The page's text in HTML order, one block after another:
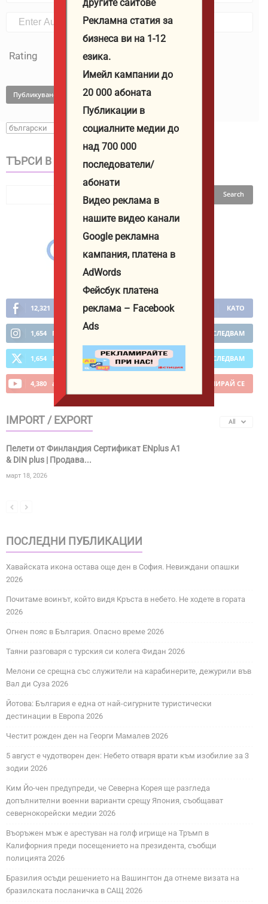
Rating
ТЪРСИ В САЙТА
12,321 КАТО
1,654 Последователи ПОСЛЕДВАМ
1,654 Последователи ПОСЛЕДВАМ
4,380 абонати АБОНИРАЙ СЕ
IMPORT / EXPORT All
Пелети от Финландия Сертификат ENplus A1
& DIN plus | Продава...
март 18, 2026
ПОСЛЕДНИ ПУБЛИКАЦИИ
Хавайската икона остава още ден в София. Невиждани опашки
2026
Почитаме воинът, който видя Кръста в небето. Не ходете в гората
2026
Огнен пояс в България. Опасно време 2026
Таяни разговаря с турския си колега Фидан 2026
Мелони се срещна със служители на карабинерите, дежурили във
Вал ди Суза 2026
Йотова: България е една от най-сигурните туристически
дестинации в Европа 2026
Честит рожден ден на Георги Мамалев 2026
5 август е чудотворен ден: Небето отваря врати към изобилие за 3
зодии 2026
Ким Йо-чен предупреди, че Северна Корея ще разгледа
допълнителни военни варианти срещу Япония, съобщават
севернокорейски медии 2026
Въоръжен мъж е арестуван на голф игрище на Тръмп в
Калифорния преди посещението на президента, съобщи
полицията 2026
Бразилия осъди решението на Вашингтон да отнеме визата на
бразилската посланичка в САЩ 2026
другите сайтове
Рекламна статия за
бизнеса ви на 1-12
езика.
Имейл кампании до
20 000 абоната
Публикации в
социалните медии до
над 700 000
последователи/
абонати
Видео реклама в
нашите видео канали
Google рекламна
кампания, платена в
AdWords
Фейсбук платена
реклама – Facebook
Ads